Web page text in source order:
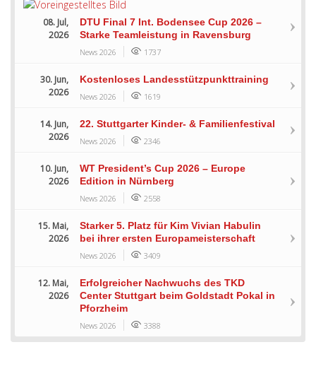
08. Jul,
2026
DTU Final 7 Int. Bodensee Cup 2026 –
Starke Teamleistung in Ravensburg
News 2026 1737
30. Jun,
2026
Kostenloses Landesstützpunkttraining
News 2026 1619
14. Jun,
2026
22. Stuttgarter Kinder- & Familienfestival
News 2026 2346
10. Jun,
2026
WT President’s Cup 2026 – Europe
Edition in Nürnberg
News 2026 2558
15. Mai,
2026
Starker 5. Platz für Kim Vivian Habulin
bei ihrer ersten Europameisterschaft
News 2026 3409
12. Mai,
2026
Erfolgreicher Nachwuchs des TKD
Center Stuttgart beim Goldstadt Pokal in
Pforzheim
News 2026 3388